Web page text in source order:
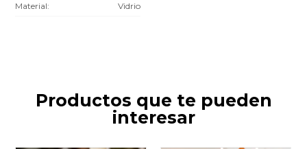
Material Vidrio
Productos que te pueden
interesar